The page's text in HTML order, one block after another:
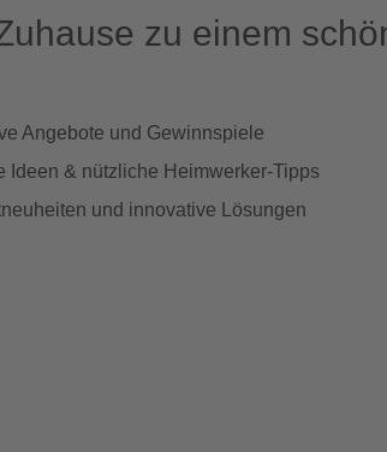
zu einem
Angebote und Gewinnspiele
Ideen & nützliche Heimwerker-Tipps
und innovative Lösungen